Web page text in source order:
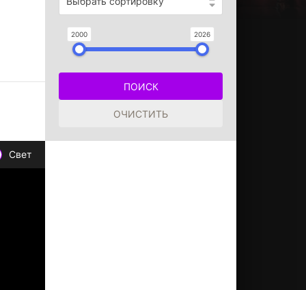
2000 2026
Свет